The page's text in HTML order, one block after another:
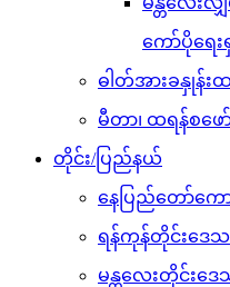
ကော်ပိုရေး
ဓါတ်အားခနှုန်း
မီတာ၊ ထရန်စဖေ
တိုင်း/ပြည်နယ်
နေပြည်တော်ကေ
ရန်ကုန်တိုင်းဒေသ
မန္တလေးတိုင်းဒေ